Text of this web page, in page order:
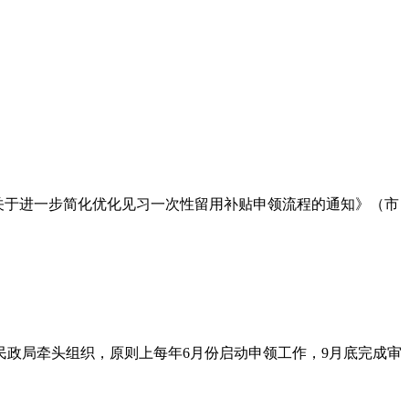
进一步简化优化见习一次性留用补贴申领流程的通知》（市
局牵头组织，原则上每年6月份启动申领工作，9月底完成审